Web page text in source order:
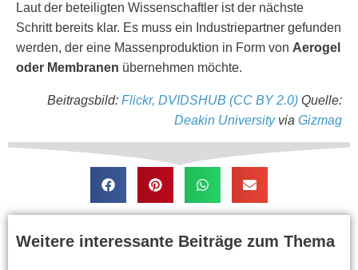
Laut der beteiligten Wissenschaftler ist der nächste
Schritt bereits klar. Es muss ein Industriepartner gefunden
werden, der eine Massenproduktion in Form von Aerogel
oder Membranen übernehmen möchte.
Beitragsbild: Flickr, DVIDSHUB (CC BY 2.0) Quelle:
Deakin Universityvia Gizmag
Weitere interessante Beiträge zum Thema